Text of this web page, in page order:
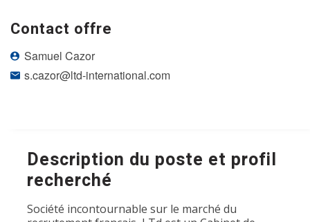
Contact offre
Samuel Cazor
s.cazor@ltd-international.com
Description du poste et profil
recherché
Société incontournable sur le marché du